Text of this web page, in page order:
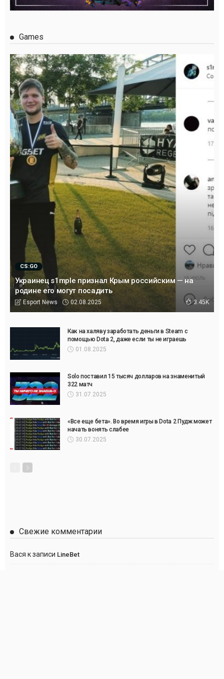
Games
CS:GO
Украинец s1mple признал Крым российским — на
родине его могут посадить
Esport News 02.08.2025 3.45K
Как на халяву заработать деньги в Steam с
помощью Dota 2, даже если ты не играешь
01.08.2025
Solo поставил 15 тысяч долларов на знаменитый
322 матч
31.07.2025
«Все еще бета». Во время игры в Dota 2 Пудж может
начать вонять слабее
30.07.2025
Свежие комментарии
Вася к записи LineBet